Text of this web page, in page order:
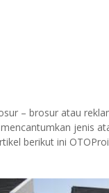
– brosur atau
jenis
berikut ini